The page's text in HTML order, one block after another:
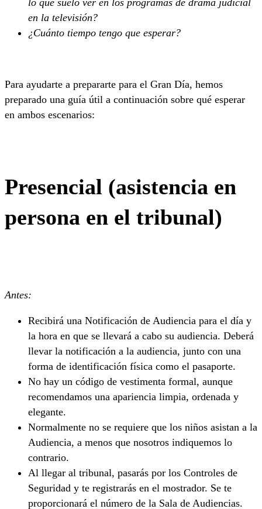
en la televisión?
¿Cuánto tiempo tengo que esperar?
Para ayudarte a prepararte para el Gran Día, hemos
preparado una guía útil a continuación sobre qué esperar
en ambos escenarios:
Presencial (asistencia en
persona en el tribunal)
Antes:
Recibirá una Notificación de Audiencia para el día y
la hora en que se llevará a cabo su audiencia. Deberá
llevar la notificación a la audiencia, junto con una
forma de identificación física como el pasaporte.
No hay un código de vestimenta formal, aunque
recomendamos una apariencia limpia, ordenada y
elegante.
Normalmente no se requiere que los niños asistan a la
Audiencia, a menos que nosotros indiquemos lo
contrario.
Al llegar al tribunal, pasarás por los Controles de
Seguridad y te registrarás en el mostrador. Se te
proporcionará el número de la Sala de Audiencias.